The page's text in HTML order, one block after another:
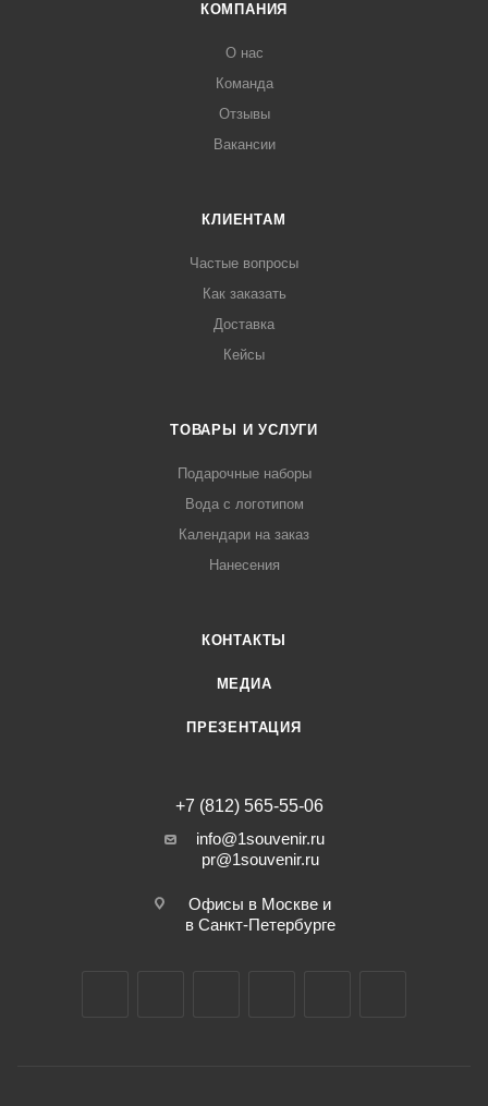
КОМПАНИЯ
О нас
Команда
Отзывы
Вакансии
КЛИЕНТАМ
Частые вопросы
Как заказать
Доставка
Кейсы
ТОВАРЫ И УСЛУГИ
Подарочные наборы
Вода с логотипом
Календари на заказ
Нанесения
КОНТАКТЫ
МЕДИА
ПРЕЗЕНТАЦИЯ
+7 (812) 565-55-06
info@1souvenir.ru
pr@1souvenir.ru
Офисы в Москве и
в Санкт-Петербурге